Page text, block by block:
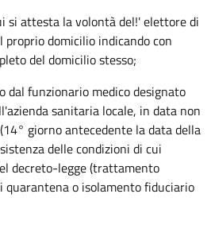
si attesta la volontà del!' elettore di
domicilio indicando con
del domicilio stesso;
dal funzionario medico designato
sanitaria locale, in data non
giorno antecedente la data della
delle condizioni di cui
decreto-legge (trattamento
quarantena o isolamento fiduciario